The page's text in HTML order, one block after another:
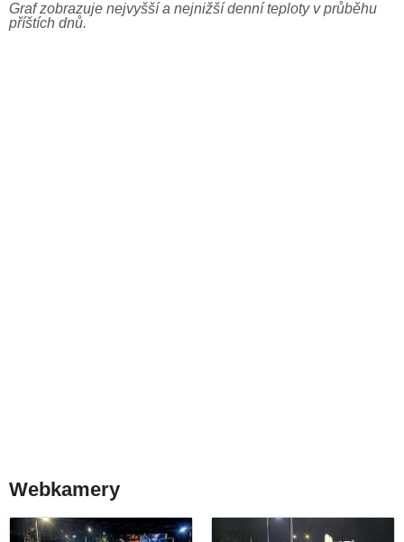
Graf zobrazuje nejvyšší a nejnižší denní teploty v průběhu
příštích dnů.
Webkamery